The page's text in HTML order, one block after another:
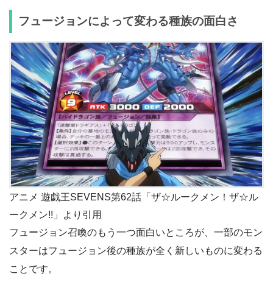
フュージョンによって変わる種族の面白さ
アニメ 遊戯王SEVENS第62話「ザ☆ルークメン！ザ☆ル
ークメン!!」より引用
フュージョン召喚のもう一つ面白いところが、一部のモン
スターはフュージョン後の種族が全く新しいものに変わる
ことです。